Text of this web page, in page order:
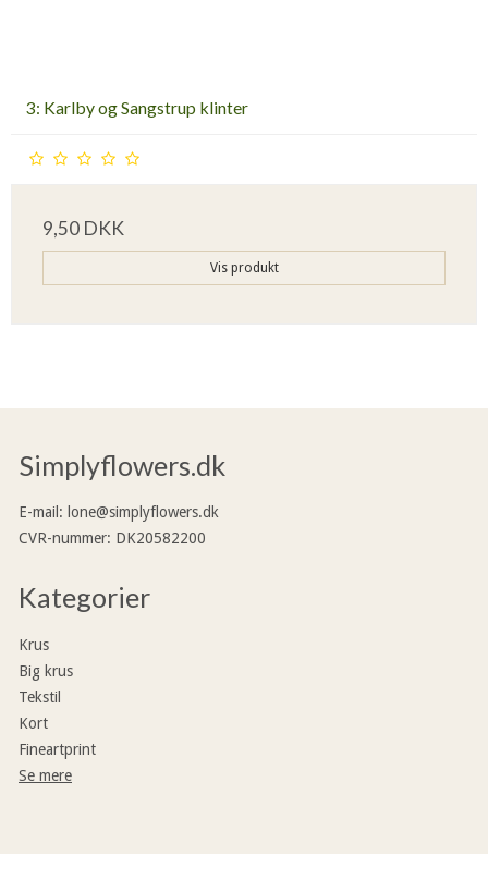
3: Karlby og Sangstrup klinter
9,50 DKK
Vis produkt
Simplyflowers.dk
E-mail : lone@simplyflowers.dk
CVR-nummer: DK20582200
Kategorier
Krus
Big krus
Tekstil
Kort
Fineartprint
Se mere